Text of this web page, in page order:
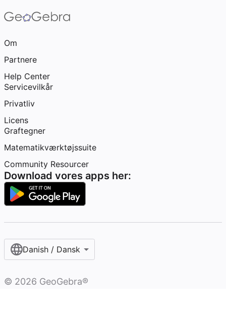
Om
Partnere
Help Center
Servicevilkår
Privatliv
Licens
Graftegner
Matematikværktøjssuite
Community Resourcer
Download vores apps her:
Danish / Dansk‎
© 2026 GeoGebra®